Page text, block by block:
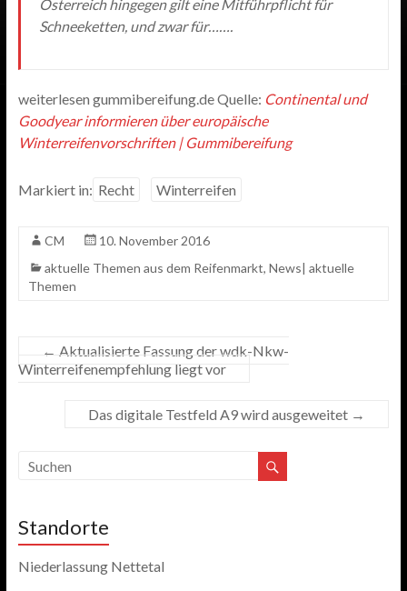
Österreich hingegen gilt eine Mitführpflicht für
Schneeketten, und zwar für…….
weiterlesen gummibereifung.de Quelle: Continental und
Goodyear informieren über europäische
Winterreifenvorschriften | Gummibereifung
Markiert in: Recht Winterreifen
CM
10. November 2016
aktuelle Themen aus dem Reifenmarkt, News| aktuelle
Themen
← Aktualisierte Fassung der wdk-Nkw-
Winterreifenempfehlung liegt vor
Das digitale Testfeld A9 wird ausgeweitet →
Standorte
Niederlassung Nettetal